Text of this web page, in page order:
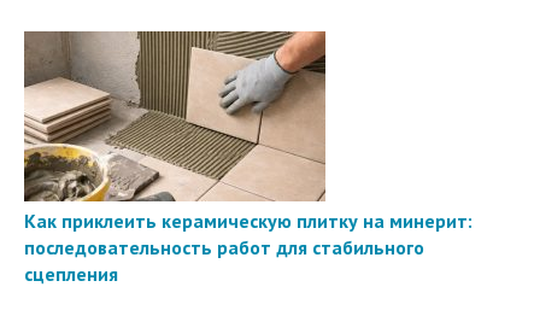
Как приклеить керамическую плитку на минерит:
последовательность работ для стабильного
сцепления